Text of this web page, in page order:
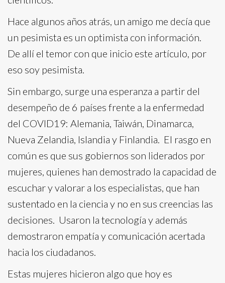
Hace algunos años atrás, un amigo me decía que
un pesimista es un optimista con información.
De allí el temor con que inicio este artículo, por
eso soy pesimista.
Sin embargo, surge una esperanza a partir del
desempeño de 6 países frente a la enfermedad
del COVID19: Alemania, Taiwán, Dinamarca,
Nueva Zelandia, Islandia y Finlandia. El rasgo en
común es que sus gobiernos son liderados por
mujeres, quienes han demostrado la capacidad de
escuchar y valorar a los especialistas, que han
sustentado en la ciencia y no en sus creencias las
decisiones. Usaron la tecnología y además
demostraron empatía y comunicación acertada
hacia los ciudadanos.
Estas mujeres hicieron algo que hoy es